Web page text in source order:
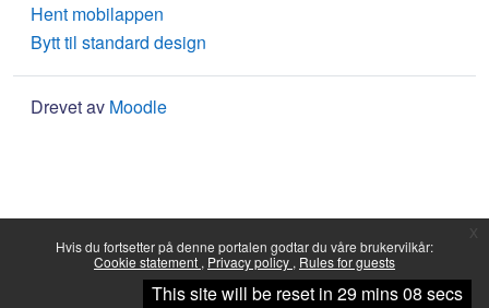
Hvis du fortsetter på denne portalen godtar du våre brukervilkår:
Cookie statement Privacy policy Rules for guests
Fortsett
Hent mobilappen
Bytt til standard design
Drevet av Moodle
This site will be reset in 29 mins 08 secs